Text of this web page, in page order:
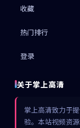
收藏
热门排行
登录
关于掌上高清
掌上高清致力于
验。本站视频资